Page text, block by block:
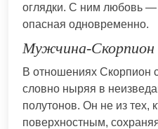
оглядки. С ним любовь —
опасная одновременно.
Мужчина-
В отношениях Скорпион
словно ныряя в
полутонов. Он не из тех,
поверхностным,